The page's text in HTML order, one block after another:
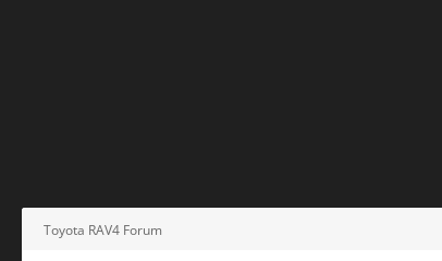
Toyota RAV4 Forum